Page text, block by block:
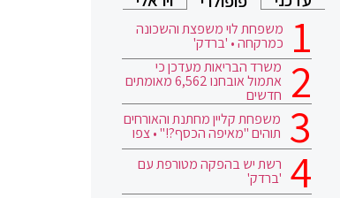
משפחת לוי משפצת והשכונה
כמרקחה • 'ברדק'
משרד הבריאות מעדכן כי
אתמול אובחנו 6,562 מאומתים
חדשים
משפחת קליין מחתנת והאורחים
תוהים "מאיפה הכסף?!" • צפו
רשת יש בהפקה מטורפת עם
'ברדק'